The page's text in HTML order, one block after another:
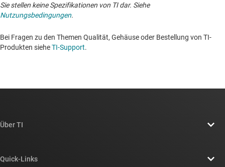
Sie stellen keine Spezifikationen von TI dar. Siehe
Nutzungsbedingungen.
Bei Fragen zu den Themen Qualität, Gehäuse oder Bestellung von TI-
Produkten sieheTI-Support. ​​​​​​​​​​​​​​
Über TI
Quick-Links